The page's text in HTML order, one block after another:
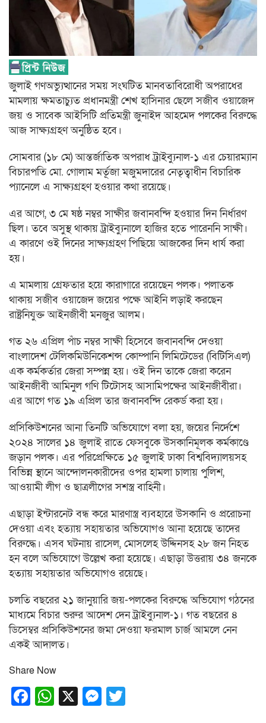
জুলাই গণঅভ্যুত্থানের সময় সংঘটিত মানবতাবিরোধী অপরাধের
মামলায় ক্ষমতাচ্যুত প্রধানমন্ত্রী শেখ হাসিনার ছেলে সজীব ওয়াজেদ
জয় ও সাবেক আইসিটি প্রতিমন্ত্রী জুনাইদ আহমেদ পলকের বিরুদ্ধে
আজ সাক্ষ্যগ্রহণ অনুষ্ঠিত হবে।
সোমবার (১৮ মে) আন্তর্জাতিক অপরাধ ট্রাইব্যুনাল-১ এর চেয়ারম্যান
বিচারপতি মো. গোলাম মর্তূজা মজুমদারের নেতৃত্বাধীন বিচারিক
প্যানেলে এ সাক্ষ্যগ্রহণ হওয়ার কথা রয়েছে।
এর আগে, ৩ মে ষষ্ঠ নম্বর সাক্ষীর জবানবন্দি হওয়ার দিন নির্ধারণ
ছিল। তবে অসুস্থ থাকায় ট্রাইব্যুনালে হাজির হতে পারেননি সাক্ষী।
এ কারণে ওই দিনের সাক্ষ্যগ্রহণ পিছিয়ে আজকের দিন ধার্য করা
হয়।
এ মামলায় গ্রেফতার হয়ে কারাগারে রয়েছেন পলক। পলাতক
থাকায় সজীব ওয়াজেদ জয়ের পক্ষে আইনি লড়াই করছেন
রাষ্ট্রনিযুক্ত আইনজীবী মনজুর আলম।
গত ২৬ এপ্রিল পাঁচ নম্বর সাক্ষী হিসেবে জবানবন্দি দেওয়া
বাংলাদেশ টেলিকমিউনিকেশন্স কোম্পানি লিমিটেডের (বিটিসিএল)
এক কর্মকর্তার জেরা সম্পন্ন হয়। ওই দিন তাকে জেরা করেন
আইনজীবী আমিনুল গণি টিটোসহ আসামিপক্ষের আইনজীবীরা।
এর আগে গত ১৯ এপ্রিল তার জবানবন্দি রেকর্ড করা হয়।
প্রসিকিউশনের আনা তিনটি অভিযোগে বলা হয়, জয়ের নির্দেশে
২০২৪ সালের ১৪ জুলাই রাতে ফেসবুকে উসকানিমূলক কর্মকাণ্ডে
জড়ান পলক। এর পরিপ্রেক্ষিতে ১৫ জুলাই ঢাকা বিশ্ববিদ্যালয়সহ
বিভিন্ন স্থানে আন্দোলনকারীদের ওপর হামলা চালায় পুলিশ,
আওয়ামী লীগ ও ছাত্রলীগের সশস্ত্র বাহিনী।
এছাড়া ইন্টারনেট বন্ধ করে মারণাস্ত্র ব্যবহারে উসকানি ও প্ররোচনা
দেওয়া এবং হত্যায় সহায়তার অভিযোগও আনা হয়েছে তাদের
বিরুদ্ধে। এসব ঘটনায় রাসেল, মোসলেহ উদ্দিনসহ ২৮ জন নিহত
হন বলে অভিযোগে উল্লেখ করা হয়েছে। এছাড়া উত্তরায় ৩৪ জনকে
হত্যায় সহায়তার অভিযোগও রয়েছে।
চলতি বছরের ২১ জানুয়ারি জয়-পলকের বিরুদ্ধে অভিযোগ গঠনের
মাধ্যমে বিচার শুরুর আদেশ দেন ট্রাইব্যুনাল-১। গত বছরের ৪
ডিসেম্বর প্রসিকিউশনের জমা দেওয়া ফরমাল চার্জ আমলে নেন
একই আদালত।
Share Now
Facebook
WhatsApp
X Messenger